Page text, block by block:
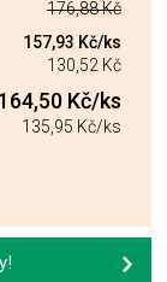
176,88 Kč
157,93 Kč/ks
130,52 Kč
164,50 Kč/ks
135,95 Kč/ks